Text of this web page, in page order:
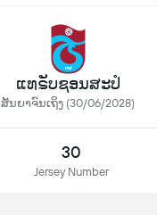
ແທຣັບຊອນສະປໍ
ສັນຍາຈົນເຖິງ (30/06/2028)
30
Jersey Number